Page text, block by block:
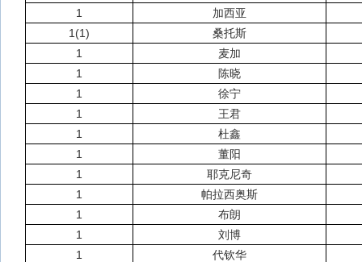
1
加西亚
1(1)
桑托斯
1
麦加
1
陈晓
1
徐宁
1
王君
1
杜鑫
1
董阳
1
耶克尼奇
1
帕拉西奥斯
1
布朗
1
刘博
1
代钦华